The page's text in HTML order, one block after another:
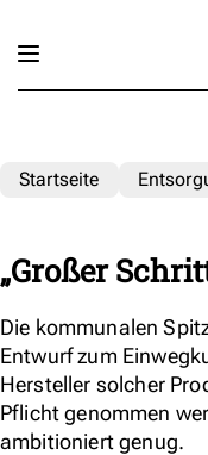
Startseite
„Großer
Die kommunalen
Entwurf zum
Hersteller solcher
Pflicht genommen
ambitioniert genug.